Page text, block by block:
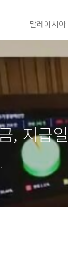
말레이시
, 지급